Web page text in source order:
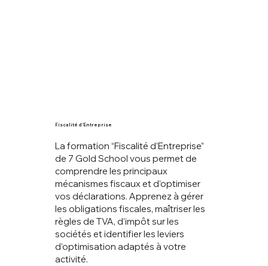
Fiscalité d’Entreprise
La formation “Fiscalité d’Entreprise”
de 7 Gold School vous permet de
comprendre les principaux
mécanismes fiscaux et d’optimiser
vos déclarations. Apprenez à gérer
les obligations fiscales, maîtriser les
règles de TVA, d’impôt sur les
sociétés et identifier les leviers
d’optimisation adaptés à votre
activité.